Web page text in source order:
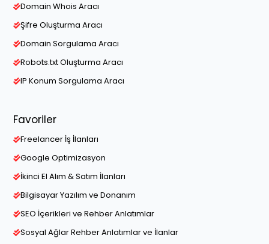
Domain Whois Aracı
Şifre Oluşturma Aracı
Domain Sorgulama Aracı
Robots.txt Oluşturma Aracı
IP Konum Sorgulama Aracı
Favoriler
Freelancer İş İlanları
Google Optimizasyon
İkinci El Alım & Satım İlanları
Bilgisayar Yazılım ve Donanım
SEO İçerikleri ve Rehber Anlatımlar
Sosyal Ağlar Rehber Anlatımlar ve İlanlar